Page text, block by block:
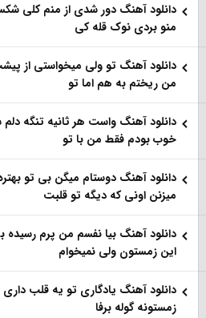
دانلود آهنگ دور شدی از منم کلی
منو بردی نوک قله کی
دانلود آهنگ تو ولی میخواستی از
من ریختم به هم اما تو
دانلود آهنگ واست هر ثانیه تنگه
خوب بودم فقط من با تو
دانلود آهنگ دوستام میگن بی تو
میزنن اونی که دیگه تو قلبت
دانلود آهنگ بیا نفسم من پرم رسیده
این زمستون ولی نمیخوام
دانلود آهنگ یادگاری تو یه قلب
زمستونه گوله برفا